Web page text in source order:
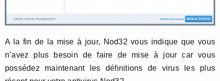
A la fin de la mise à jour, Nod32 vous indique que vous
n’avez plus besoin de faire de mise à jour car vous
possédez maintenant les définitions de virus les plus